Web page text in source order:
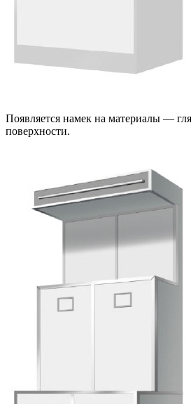
Появляется намек на материалы —
поверхности.